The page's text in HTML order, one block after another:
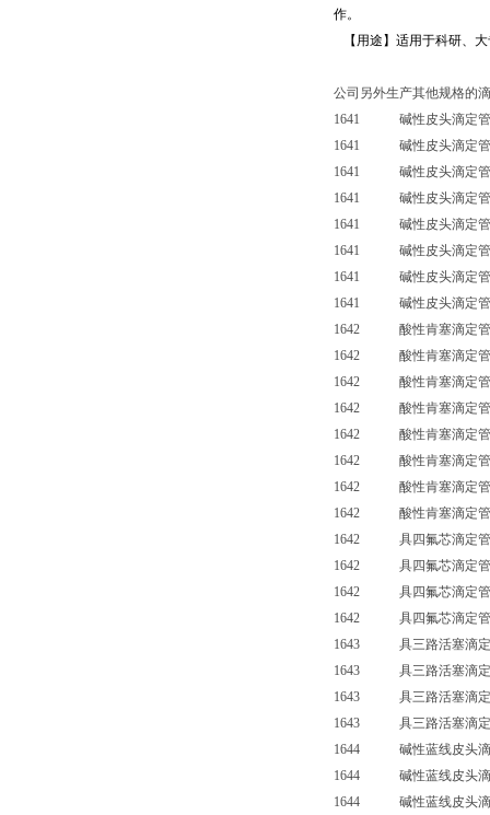
作。
【用途】适用于科研、
公司另外生产其他规格的
1641 碱性皮头滴定
1641 碱性皮头滴定
1641 碱性皮头滴定
1641 碱性皮头滴定
1641 碱性皮头滴定
1641 碱性皮头滴定
1641 碱性皮头滴定
1641 碱性皮头滴定
1642 酸性肯塞滴定
1642 酸性肯塞滴定
1642 酸性肯塞滴定
1642 酸性肯塞滴定
1642 酸性肯塞滴定
1642 酸性肯塞滴定
1642 酸性肯塞滴定
1642 酸性肯塞滴定
1642 具四氟芯滴
1642 具四氟芯滴
1642 具四氟芯滴
1642 具四氟芯滴
1643 具三路活塞滴定
1643 具三路活塞滴定
1643 具三路活塞滴定
1643 具三路活塞滴定
1644 碱性蓝线皮头滴
1644 碱性蓝线皮头滴
1644 碱性蓝线皮头滴